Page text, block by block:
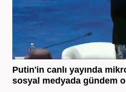
Putin'in canlı yayında
sosyal medyada gündem